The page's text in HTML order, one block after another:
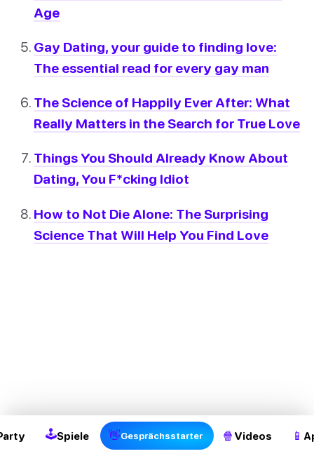
Age
Gay Dating, your guide to finding love:
The essential read for every gay man
The Science of Happily Ever After: What
Really Matters in the Search for True Love
Things You Should Already Know About
Dating, You F*cking Idiot
How to Not Die Alone: The Surprising
Science That Will Help You Find Love
🕹Spiele 👋Gesprächsstarter 🍿 Videos 📱